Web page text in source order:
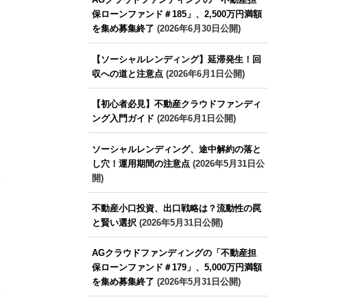
保ローンファンド＃185」、2,500万円満額
を集め募集終了 (2026年6月30日公開)
【ソーシャルレンディング】延滞発生！回
収への道と注意点(2026年6月1日公開)
【初心者必見】不動産クラウドファンディ
ング入門ガイド (2026年6月1日公開)
ソーシャルレンディング、途中解約の落と
し穴！運用期間の注意点(2026年5月31日公
開)
不動産小口投資、出口戦略は？流動性の罠
と賢い選択(2026年5月31日公開)
AGクラウドファンディングの「不動産担
保ローンファンド＃179」、5,000万円満額
を集め募集終了 (2026年5月31日公開)